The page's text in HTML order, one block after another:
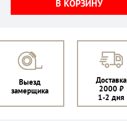
В КОРЗИНУ
Выезд
замерщика
Доставка
2000 ₽
1-2 дня